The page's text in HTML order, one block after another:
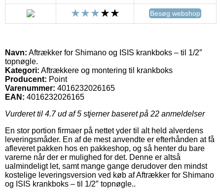
Besøg webshop
Navn: Aftrækker for Shimano og ISIS krankboks – til 1/2″
topnøgle.
Kategori: Aftrækkere og montering til krankboks
Producent: Point
Varenummer: 4016232026165
EAN: 4016232026165
Vurderet til 4.7ud af 5 stjerner baseret på 22 anmeldelser
En stor portion firmaer på nettet yder til alt held alverdens
leveringsmåder. En af de mest anvendte er efterhånden at få
afleveret pakken hos en pakkeshop, og så henter du bare
varerne når der er mulighed for det. Denne er altså
ualmindeligt let, samt mange gange derudover den mindst
kostelige leveringsversion ved køb af Aftrækker for Shimano
og ISIS krankboks – til 1/2″ topnøgle..